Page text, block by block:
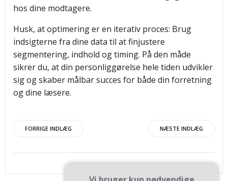
hos dine modtagere.
Husk, at optimering er en iterativ proces: Brug
indsigterne fra dine data til at finjustere
segmentering, indhold og timing. På den måde
sikrer du, at din personliggørelse hele tiden udvikler
sig og skaber målbar succes for både din forretning
og dine læsere.
Indlægsnavigation
FORRIGE INDLÆG NÆSTE INDLÆG